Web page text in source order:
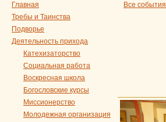
Главная
Требы и Таинства
Подворье
Деятельность прихода
Катехизаторство
Социальная работа
Воскресная школа
Богословские курсы
Миссионерство
Молодежная организация
Все события